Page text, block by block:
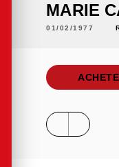
MARIE
01/02/1977